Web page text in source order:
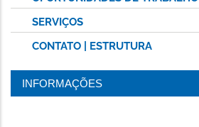
SERVIÇOS
CONTATO | ESTRUTURA
INFORMAÇÕES